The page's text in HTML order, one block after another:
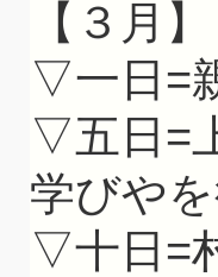
【３月】
▽一日=
▽五日=
学びやを
▽十日=